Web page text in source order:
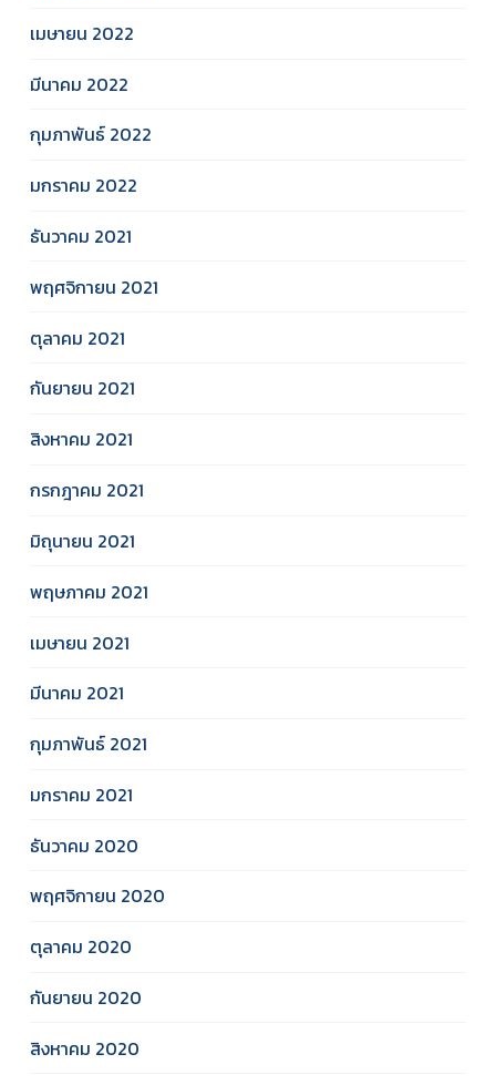
เมษายน 2022
มีนาคม 2022
กุมภาพันธ์ 2022
มกราคม 2022
ธันวาคม 2021
พฤศจิกายน 2021
ตุลาคม 2021
กันยายน 2021
สิงหาคม 2021
กรกฎาคม 2021
มิถุนายน 2021
พฤษภาคม 2021
เมษายน 2021
มีนาคม 2021
กุมภาพันธ์ 2021
มกราคม 2021
ธันวาคม 2020
พฤศจิกายน 2020
ตุลาคม 2020
กันยายน 2020
สิงหาคม 2020